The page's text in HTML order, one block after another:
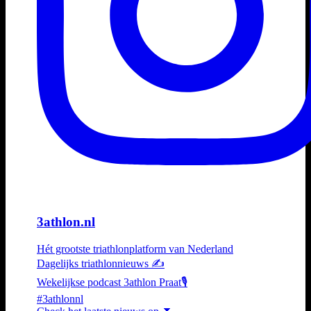
3athlon.nl
Hét grootste triathlonplatform van Nederland
Dagelijks triathlonnieuws ✍️
Wekelijkse podcast 3athlon Praat🎙️
#3athlonnl